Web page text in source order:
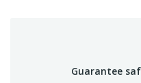
Guarantee